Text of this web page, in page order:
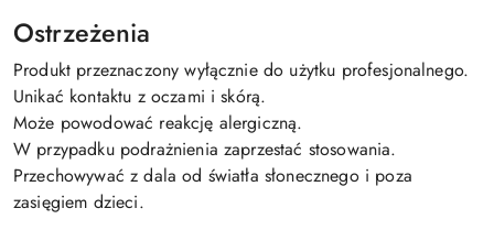
Ostrzeżenia
Produkt przeznaczony wyłącznie do użytku profesjonalnego.
Unikać kontaktu z oczami i skórą.
Może powodować reakcję alergiczną.
W przypadku podrażnienia zaprzestać stosowania.
Przechowywać z dala od światła słonecznego i poza
zasięgiem dzieci.